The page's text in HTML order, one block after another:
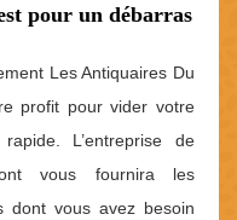
pour un débarras
Les Antiquaires Du
profit pour vider votre
L’entreprise de
vous fournira les
dont vous avez besoin